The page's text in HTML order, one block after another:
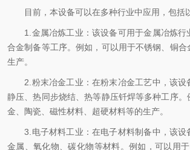
目前，本设备可以在多种行业中应用，包括
1.金属冶炼工业：该设备可用于金属冶炼行
合金制备等工序。例如，可以用于不锈钢、铜合
生产。
2.粉末冶金工业：在粉末冶金工艺中，该设
静压、热同步烧结、热等静压钎焊等多种工序。
金、陶瓷、磁性材料、超硬材料等的生产。
3.电子材料工业：在电子材料制备中，该设
金属、氧化物、碳化物等材料。例如，可以用